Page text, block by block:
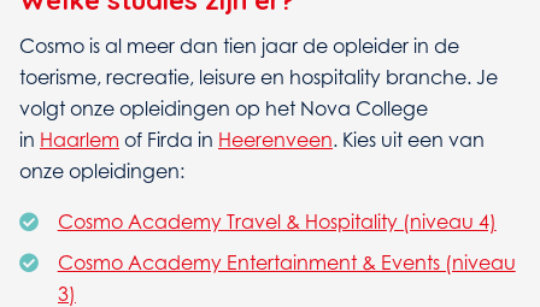
Cosmo is al meer dan tien jaar de opleider in de
toerisme, recreatie, leisure en hospitality branche. Je
volgt onze opleidingen op het Nova College
in Haarlem of Firda in Heerenveen. Kies uit een van
onze opleidingen:
Cosmo Academy Travel & Hospitality (niveau 4)
Cosmo Academy Entertainment & Events (niveau
3)